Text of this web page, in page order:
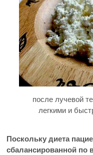
после лучевой
легкими и
Поскольку диета
сбалансированной по